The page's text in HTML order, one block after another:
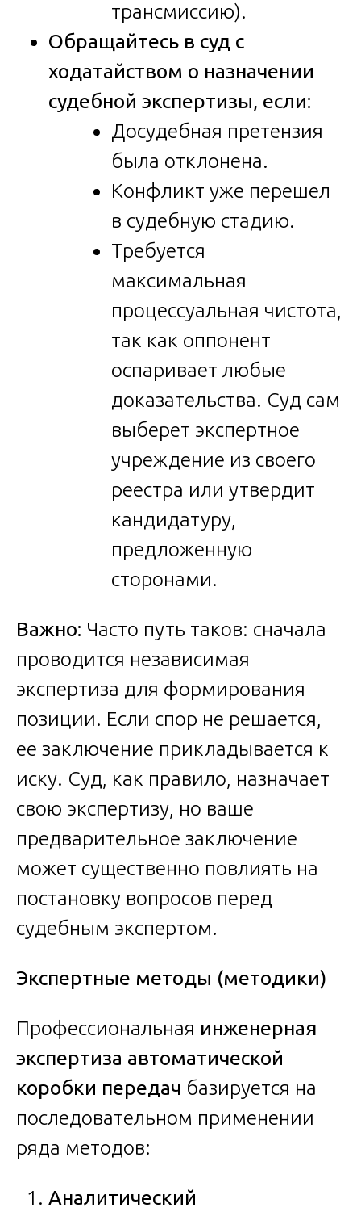
трансмиссию).
Обращайтесь в суд с
ходатайством о назначении
судебной экспертизы, если:
Досудебная претензия
была отклонена.
Конфликт уже перешел
в судебную стадию.
Требуется
максимальная
процессуальная чистота,
так как оппонент
оспаривает любые
доказательства. Суд сам
выберет экспертное
учреждение из своего
реестра или утвердит
кандидатуру,
предложенную
сторонами.
Важно: Часто путь таков: сначала
проводится независимая
экспертиза для формирования
позиции. Если спор не решается,
ее заключение прикладывается к
иску. Суд, как правило, назначает
свою экспертизу, но ваше
предварительное заключение
может существенно повлиять на
постановку вопросов перед
судебным экспертом.
Экспертные методы (методики)
Профессиональная инженерная
экспертиза автоматической
коробки передач базируется на
последовательном применении
ряда методов:
Аналитический